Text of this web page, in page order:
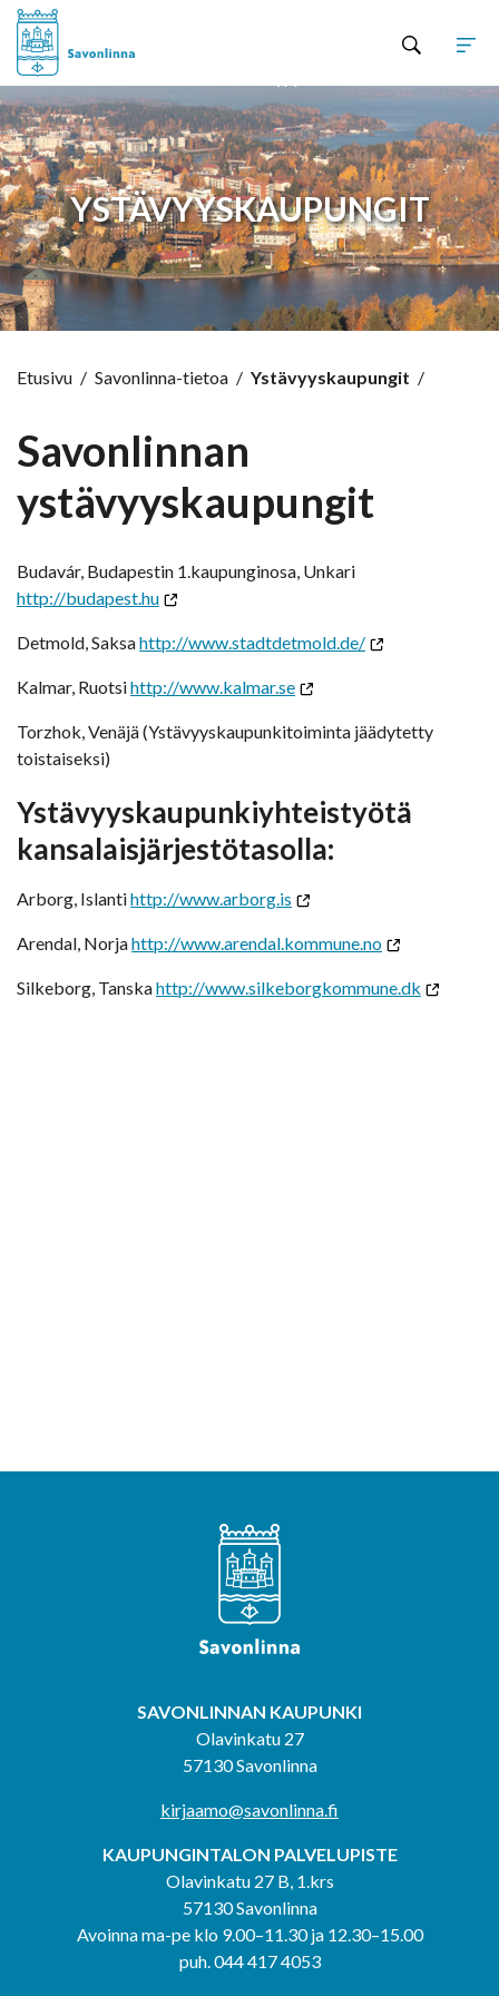
YSTÄVYYSKAUPUNGIT
Etusivu / Savonlinna-tietoa / Ystävyyskaupungit /
Savonlinnan
ystävyyskaupungit
Budavár, Budapestin 1.kaupunginosa, Unkari
http://budapest.hu
Detmold, Saksahttp://www.stadtdetmold.de/
Kalmar, Ruotsihttp://www.kalmar.se
Torzhok, Venäjä (Ystävyyskaupunkitoiminta jäädytetty
toistaiseksi)
Ystävyyskaupunkiyhteistyötä
kansalaisjärjestötasolla:
Arborg, Islantihttp://www.arborg.is
Arendal, Norjahttp://www.arendal.kommune.no
Silkeborg, Tanskahttp://www.silkeborgkommune.dk
SAVONLINNAN KAUPUNKI
Olavinkatu 27
57130 Savonlinna
kirjaamo@savonlinna.fi
KAUPUNGINTALON PALVELUPISTE
Olavinkatu 27 B, 1.krs
57130 Savonlinna
Avoinna ma-pe klo 9.00–11.30 ja 12.30–15.00
puh. 044 417 4053